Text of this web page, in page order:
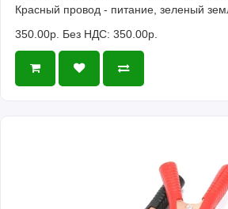
Красный провод - питание, зеленый
350.00р. Без НДС: 350.00р.